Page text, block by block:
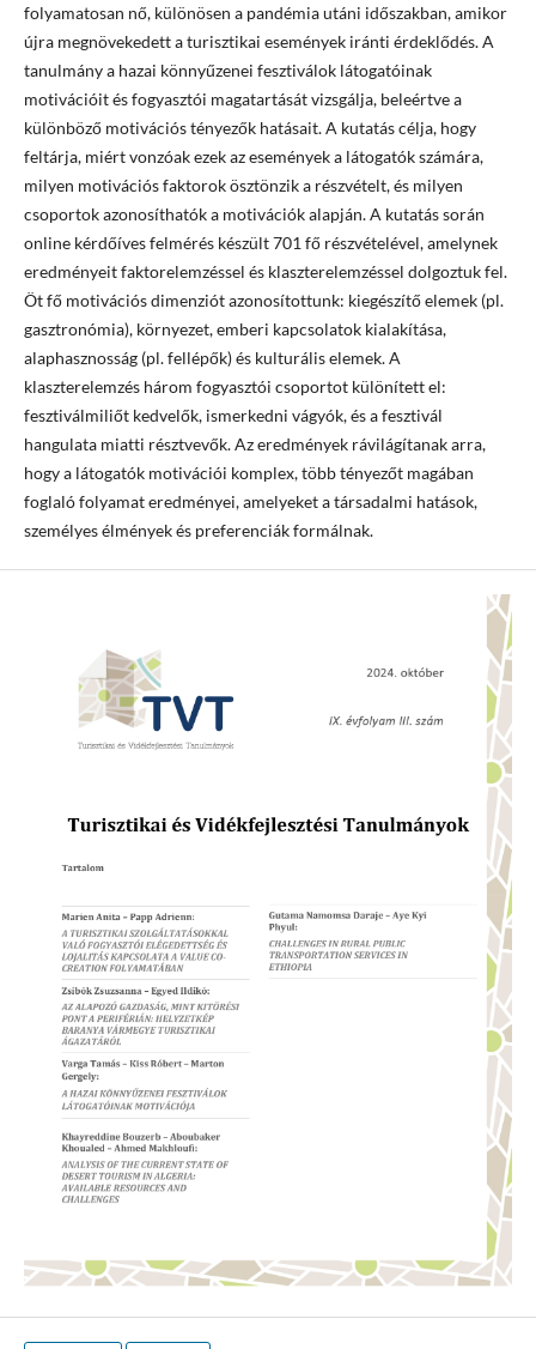
folyamatosan nő, különösen a pandémia utáni időszakban, amikor
újra megnövekedett a turisztikai események iránti érdeklődés. A
tanulmány a hazai könnyűzenei fesztiválok látogatóinak
motivációit és fogyasztói magatartását vizsgálja, beleértve a
különböző motivációs tényezők hatásait. A kutatás célja, hogy
feltárja, miért vonzóak ezek az események a látogatók számára,
milyen motivációs faktorok ösztönzik a részvételt, és milyen
csoportok azonosíthatók a motivációk alapján. A kutatás során
online kérdőíves felmérés készült 701 fő részvételével, amelynek
eredményeit faktorelemzéssel és klaszterelemzéssel dolgoztuk fel.
Öt fő motivációs dimenziót azonosítottunk: kiegészítő elemek (pl.
gasztronómia), környezet, emberi kapcsolatok kialakítása,
alaphasznosság (pl. fellépők) és kulturális elemek. A
klaszterelemzés három fogyasztói csoportot különített el:
fesztiválmiliőt kedvelők, ismerkedni vágyók, és a fesztivál
hangulata miatti résztvevők. Az eredmények rávilágítanak arra,
hogy a látogatók motivációi komplex, több tényezőt magában
foglaló folyamat eredményei, amelyeket a társadalmi hatások,
személyes élmények és preferenciák formálnak.